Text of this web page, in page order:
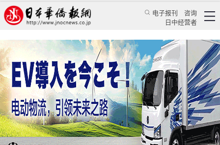
电子报刊
咨询
日中经营者
日澳2+2会谈的背景值得认真解读
梁永春 评论 日本纵横
日本华侨报网 2021/6/14 18:31:47